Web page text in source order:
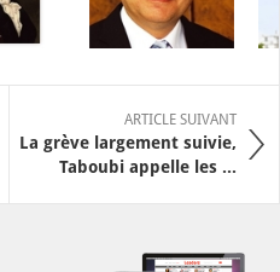
ARTICLE SUIVANT
La grève largement suivie,
Taboubi appelle les ...